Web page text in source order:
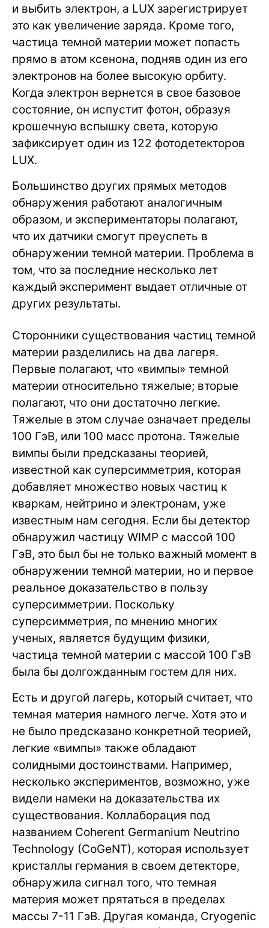
и выбить электрон, а LUX зарегистрирует
это как увеличение заряда. Кроме того,
частица темной материи может попасть
прямо в атом ксенона, подняв один из его
электронов на более высокую орбиту.
Когда электрон вернется в свое базовое
состояние, он испустит фотон, образуя
крошечную вспышку света, которую
зафиксирует один из 122 фотодетекторов
LUX.
Большинство других прямых методов
обнаружения работают аналогичным
образом, и экспериментаторы полагают,
что их датчики смогут преуспеть в
обнаружении темной материи. Проблема в
том, что за последние несколько лет
каждый эксперимент выдает отличные от
других результаты.
Сторонники существования частиц темной
материи разделились на два лагеря.
Первые полагают, что «вимпы» темной
материи относительно тяжелые; вторые
полагают, что они достаточно легкие.
Тяжелые в этом случае означает пределы
100 ГэВ, или 100 масс протона. Тяжелые
вимпы были предсказаны теорией,
известной как суперсимметрия, которая
добавляет множество новых частиц к
кваркам, нейтрино и электронам, уже
известным нам сегодня. Если бы детектор
обнаружил частицу WIMP с массой 100
ГэВ, это был бы не только важный момент в
обнаружении темной материи, но и первое
реальное доказательство в пользу
суперсимметрии. Поскольку
суперсимметрия, по мнению многих
ученых, является будущим физики,
частица темной материи с массой 100 ГэВ
была бы долгожданным гостем для них.
Есть и другой лагерь, который считает, что
темная материя намного легче. Хотя это и
не было предсказано конкретной теорией,
легкие «вимпы» также обладают
солидными достоинствами. Например,
несколько экспериментов, возможно, уже
видели намеки на доказательства их
существования. Коллаборация под
названием Coherent Germanium Neutrino
Technology (CoGeNT), которая использует
кристаллы германия в своем детекторе,
обнаружила сигнал того, что темная
материя может прятаться в пределах
массы 7-11 ГэВ. Другая команда, Cryogenic